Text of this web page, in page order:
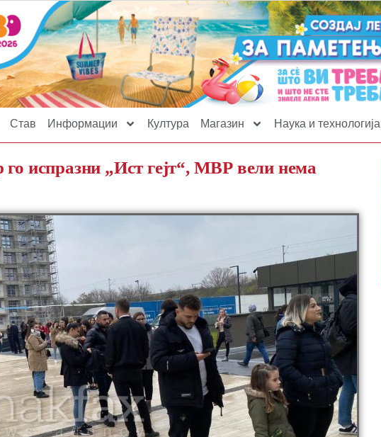
Став Информации Култура Магазин Наука и технологија
испразни „Ист гејт“, МВР вели нема